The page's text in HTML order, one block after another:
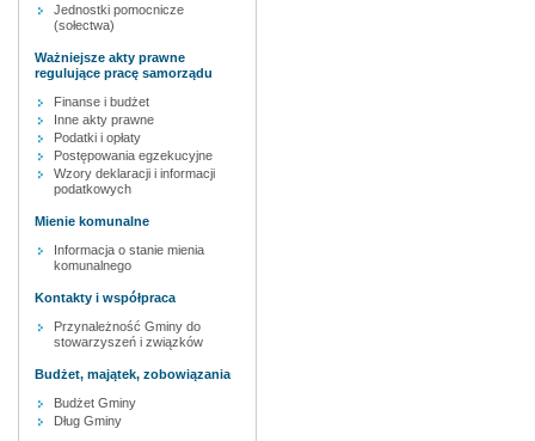
Jednostki pomocnicze
(sołectwa)
Ważniejsze akty prawne
regulujące pracę samorządu
Finanse i budżet
Inne akty prawne
Podatki i opłaty
Postępowania egzekucyjne
Wzory deklaracji i informacji
podatkowych
Mienie komunalne
Informacja o stanie mienia
komunalnego
Kontakty i współpraca
Przynależność Gminy do
stowarzyszeń i związków
Budżet, majątek, zobowiązania
Budżet Gminy
Dług Gminy